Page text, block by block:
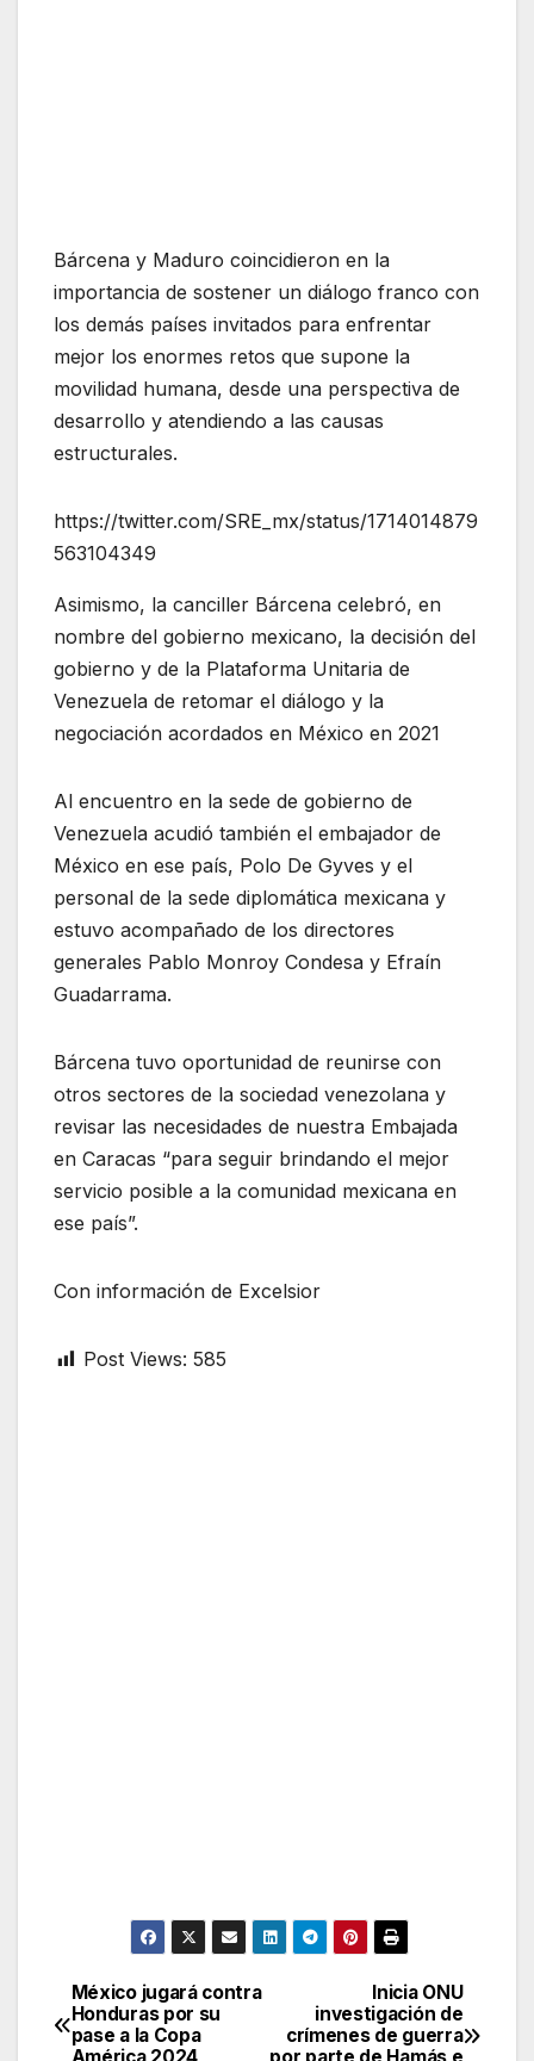
Bárcena y Maduro coincidieron en la
importancia de sostener un diálogo franco con
los demás países invitados para enfrentar
mejor los enormes retos que supone la
movilidad humana, desde una perspectiva de
desarrollo y atendiendo a las causas
estructurales.
https://twitter.com/SRE_mx/status/1714014879
563104349
Asimismo, la canciller Bárcena celebró, en
nombre del gobierno mexicano, la decisión del
gobierno y de la Plataforma Unitaria de
Venezuela de retomar el diálogo y la
negociación acordados en México en 2021
Al encuentro en la sede de gobierno de
Venezuela acudió también el embajador de
México en ese país, Polo De Gyves y el
personal de la sede diplomática mexicana y
estuvo acompañado de los directores
generales Pablo Monroy Condesa y Efraín
Guadarrama.
Bárcena tuvo oportunidad de reunirse con
otros sectores de la sociedad venezolana y
revisar las necesidades de nuestra Embajada
en Caracas “para seguir brindando el mejor
servicio posible a la comunidad mexicana en
ese país”.
Con información de Excelsior
Post Views: 585
Post
Inicia ONU
investigación de
crímenes de guerra
México jugará contra
Honduras por su
pase a la Copa